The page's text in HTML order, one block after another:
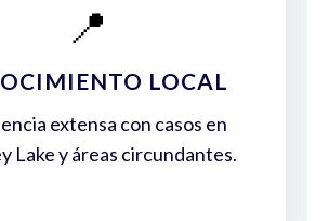
📍
LOCAL
extensa con casos en
Lake y áreas circundantes.